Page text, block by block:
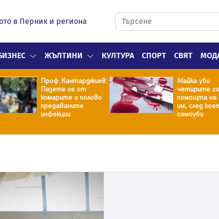
в Перник и региона
ЖЪЛТИНИ КУЛТУРА СПОРТ СВЯТ
Проф.Кантарджиев:
Пазете се от
комарите и полово
предаваните
инфекции
Майка уби
четирите
помощта на
им, след
самоуби